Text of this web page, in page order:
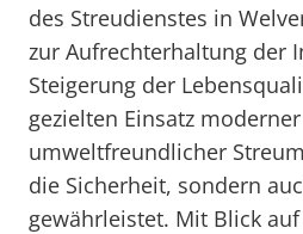
des Streudienstes in
zur Aufrechterhaltung der
Steigerung der
gezielten Einsatz
umweltfreundlicher
die Sicherheit, sondern
gewährleistet. Mit Blick